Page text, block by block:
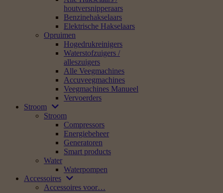
houtversnipperaars
Benzinehakselaars
Elektrische Hakselaars
Opruimen
Hogedrukreinigers
Waterstofzuigers /
alleszuigers
Alle Veegmachines
Accuveegmachines
Veegmachines Manueel
Vervoerders
Stroom
Stroom
Compressors
Energiebeheer
Generatoren
Smart products
Water
Waterpompen
Accessoires
Accessoires voor…